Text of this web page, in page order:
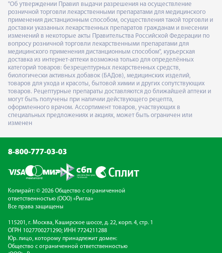
"Об утверждении Правил выдачи разрешения на осуществление
розничной торговли лекарственными препаратами для медицинского
применения дистанционным способом, осуществления такой торговли и
доставки указанных лекарственных препаратов гражданам и внесении
изменений в некоторые акты Правительства Российской Федерации по
вопросу розничной торговли лекарственными препаратами для
медицинского применения дистанционным способом", курьерская
доставка из интернет-аптеки возможна только для определённых
категорий товаров: безрецептурных лекарственных средств,
биологически активных добавок (БАДов), медицинских изделий,
товаров для ухода и красоты, бытовой химии и других сопутствующих
товаров. Рецептурные препараты доставляются до ближайшей аптеки и
могут быть получены при наличии действующего рецепта,
оформленного врачом. Ассортимент товаров, участвующих в
специальных предложениях и акциях, может быть ограничен или
изменен
8-800-777-03-03
Копирайт: © 2026 Общество с ограниченной
ответственностью (ООО) «Ригла»
Все права защищены
115201, г. Москва, Каширское шоссе, д. 22, корп. 4, стр. 1
ОГРН 1027700271290; ИНН 7724211288
Юр. лицо, которому принадлежит домен:
Общество с ограниченной ответственностью